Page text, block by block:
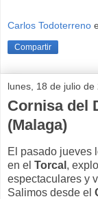
Carlos Todoterreno
Compartir
lunes, 18 de julio de
Cornisa del
(Malaga)
El pasado jueves
en el Torcal ,
espectaculares y
Salimos desde el